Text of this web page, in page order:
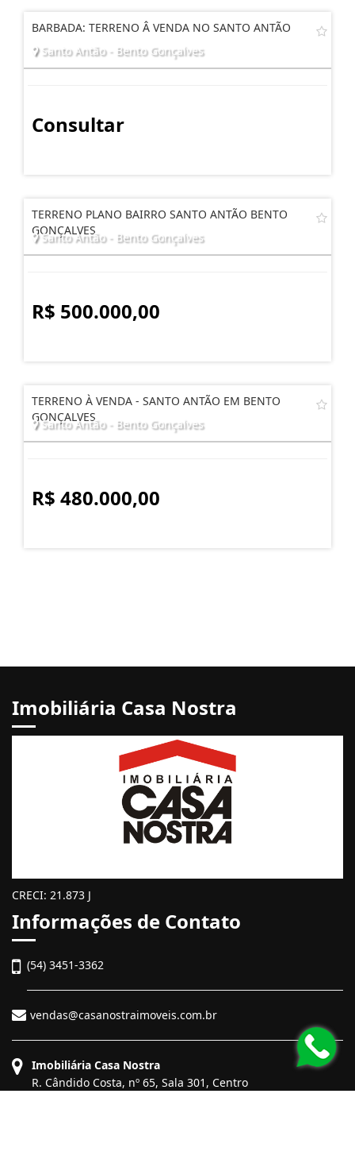
BARBADA: TERRENO Â VENDA NO SANTO ANTÃO
Santo Antão - Bento Gonçalves
Consultar
TERRENO PLANO BAIRRO SANTO ANTÃO BENTO
GONÇALVES
Santo Antão - Bento Gonçalves
R$ 500.000,00
TERRENO À VENDA - SANTO ANTÃO EM BENTO
GONÇALVES
Santo Antão - Bento Gonçalves
R$ 480.000,00
Imobiliária Casa Nostra
CRECI: 21.873 J
Informações de Contato
(54) 3451-3362
vendas@casanostraimoveis.com.br
Imobiliária Casa Nostra
R. Cândido Costa, nº 65, Sala 301, Centro